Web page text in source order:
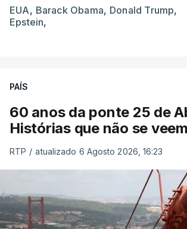
EUA, Barack Obama, Donald Trump,
Epstein,
PAÍS
60 anos da ponte 25 de
Histórias que não se veem
RTP / atualizado 6 Agosto 2026, 16:23